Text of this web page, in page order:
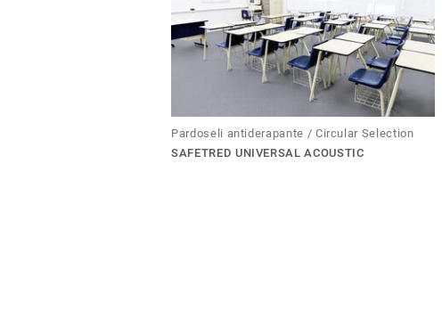
Pardoseli antiderapante / Circular Selection
SAFETRED UNIVERSAL ACOUSTIC